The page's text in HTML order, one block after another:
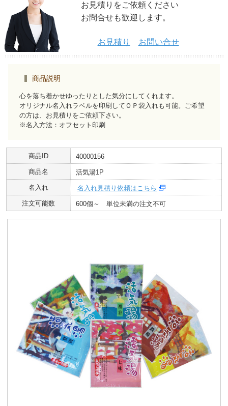
お見積りをご依頼ください
お問合せも歓迎します。
お見積り お問い合せ
商品説明
心を落ち着かせゆったりとした気分にしてくれます。
オリジナル名入れラベルを印刷してＯＰ袋入れも可能。ご希望
の方は、お見積りをご依頼下さい。
※名入方法：オフセット印刷
商品ID
40000156
商品名
活気湯1P
名入れ
名入れ見積り依頼はこちら
注文可能数
600個～ 単位未満の注文不可